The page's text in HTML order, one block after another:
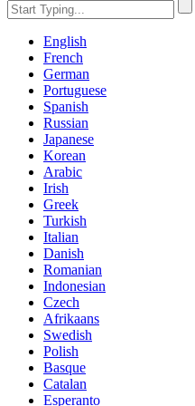
English
French
German
Portuguese
Spanish
Russian
Japanese
Korean
Arabic
Irish
Greek
Turkish
Italian
Danish
Romanian
Indonesian
Czech
Afrikaans
Swedish
Polish
Basque
Catalan
Esperanto